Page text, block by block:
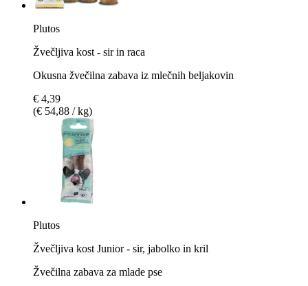
Plutos
Žvečljiva kost - sir in raca
Okusna žvečilna zabava iz mlečnih beljakovin
€ 4,39
(€ 54,88 / kg)
Plutos
Žvečljiva kost Junior - sir, jabolko in kril
Žvečilna zabava za mlade pse